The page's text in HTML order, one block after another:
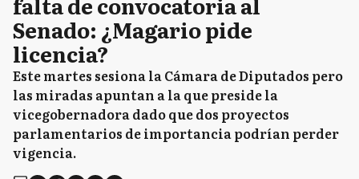
Senado: ¿Magario pide
licencia?
Este martes sesiona la Cámara de Diputados pero
las miradas apuntan a la que preside la
vicegobernadora dado que dos proyectos
parlamentarios de importancia podrían perder
vigencia.